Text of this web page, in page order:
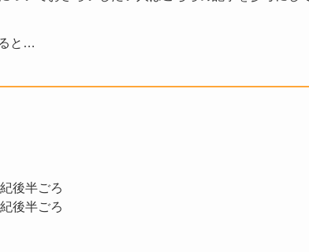
と…
後半ごろ
後半ごろ